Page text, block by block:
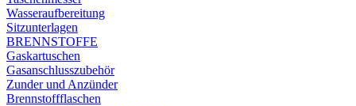
Wasseraufbereitung
Sitzunterlagen
BRENNSTOFFE
Gaskartuschen
Gasanschlusszubehör
Zunder und Anzünder
Brennstoffflaschen